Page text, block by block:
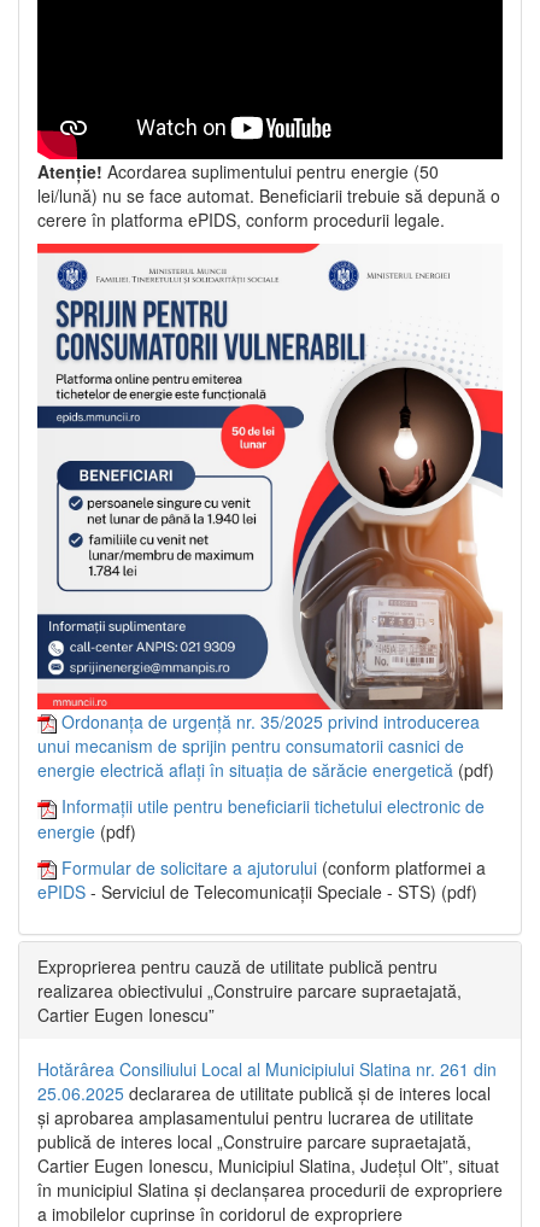
Atenție! Acordarea suplimentului pentru energie (50
lei/lună) nu se face automat. Beneficiarii trebuie să depună o
cerere în platforma ePIDS, conform procedurii legale.
Ordonanța de urgență nr. 35/2025 privind introducerea
unui mecanism de sprijin pentru consumatorii casnici de
energie electrică aflați în situația de sărăcie energetică (pdf)
Informații utile pentru beneficiarii tichetului electronic de
energie (pdf)
Formular de solicitare a ajutorului (conform platformei a
ePIDS - Serviciul de Telecomunicații Speciale - STS) (pdf)
Exproprierea pentru cauză de utilitate publică pentru
realizarea obiectivului „Construire parcare supraetajată,
Cartier Eugen Ionescu”
Hotărârea Consiliului Local al Municipiului Slatina nr. 261 din
25.06.2025 declararea de utilitate publică și de interes local
și aprobarea amplasamentului pentru lucrarea de utilitate
publică de interes local „Construire parcare supraetajată,
Cartier Eugen Ionescu, Municipiul Slatina, Județul Olt”, situat
în municipiul Slatina și declanșarea procedurii de expropriere
a imobilelor cuprinse în coridorul de expropriere